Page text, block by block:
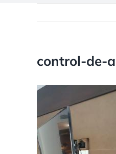
control-de-